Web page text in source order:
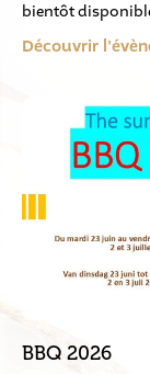
bientôt
Découvrir
BBQ 2026